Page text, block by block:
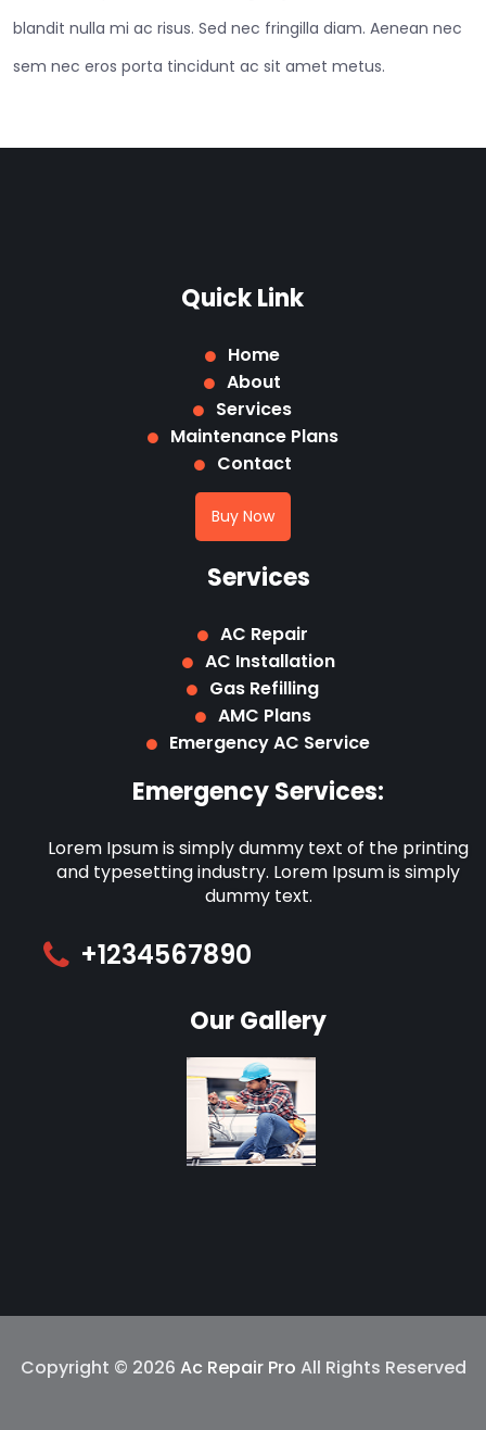
blandit nulla mi ac risus. Sed nec fringilla diam. Aenean nec
sem nec eros porta tincidunt ac sit amet metus.
Quick Link
Home
About
Services
Maintenance Plans
Contact
Buy Now
Services
AC Repair
AC Installation
Gas Refilling
AMC Plans
Emergency AC Service
Emergency Services:
Lorem Ipsum is simply dummy text of the printing
and typesetting industry. Lorem Ipsum is simply
dummy text.
+1234567890
Our Gallery
Copyright © 2026 Ac Repair Pro All Rights Reserved